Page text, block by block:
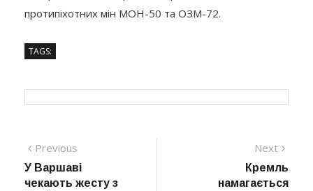
протипіхотних мін МОН-50 та ОЗМ-72.
TAGS:
Навігація
записів
Previous
post:
У Варшаві
чекають жесту з
Next
Кремль
намагається